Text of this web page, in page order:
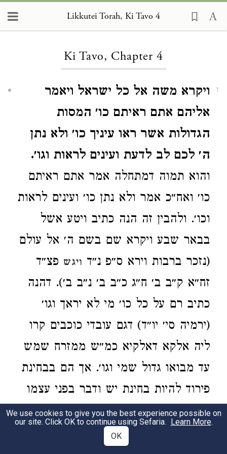
Likkutei Torah, Ki Tavo 4
Ki Tavo, Chapter 4
1
ויקרא משה אל כל ישראל ויאמר
אליהם אתם ראיתם כו׳ המסות
הגדולות אשר ראו עיניך כו׳ ולא נתן
ה׳ לכם לב לדעת ועינים לראות וגו׳.
והוא תמוה דמתחלה אמר אתם ראיתם
כו׳ ואח״כ אמר ולא נתן כו׳ ועינים לראות
וכו׳. ולהבין זה הנה כתיב ויטע אשל
בבאר שבע ויקרא שם בשם ה׳ אל עולם
(נזכר ברבות וירא ס״פ נ״ד ויגש פצ״ד
זח״א ק״ב ב׳ ח״ג כ״ב ב׳ נ״ב ב׳). דהנה
כתיב רם על כל כו׳ מי לא יראך וגו׳
(ירמיה סי׳ יו״ד) דגם עובדי כוכבים קרו
ליה אלקא דאלקיא כמ״ש ממזרח שמש
עד מבואו גדול שמי וגו׳. אך הם בבחינת
פירוד להיות בחינת יש ודבר בפני עצמו
ואברהם הנה היה עומד וצוח בשם ה׳
אל עולם. פי׳ שהשם הוי׳ הוא אל עולם
We use cookies to give you the best experience possible on
our site. Click OK to continue using Sefaria. Learn More.
OK